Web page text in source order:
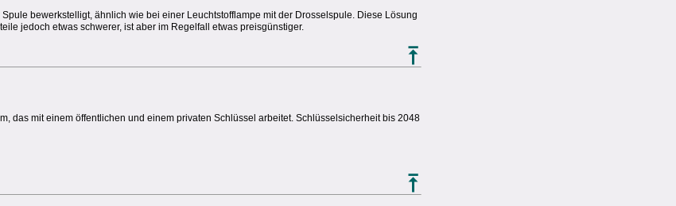
bewerkstelligt, ähnlich wie bei einer Leuchtstofflampe mit der Drosselspule. Diese Lösung
jedoch etwas schwerer, ist aber im Regelfall etwas preisgünstiger.
das mit einem öffentlichen und einem privaten Schlüssel arbeitet. Schlüsselsicherheit bis 2048